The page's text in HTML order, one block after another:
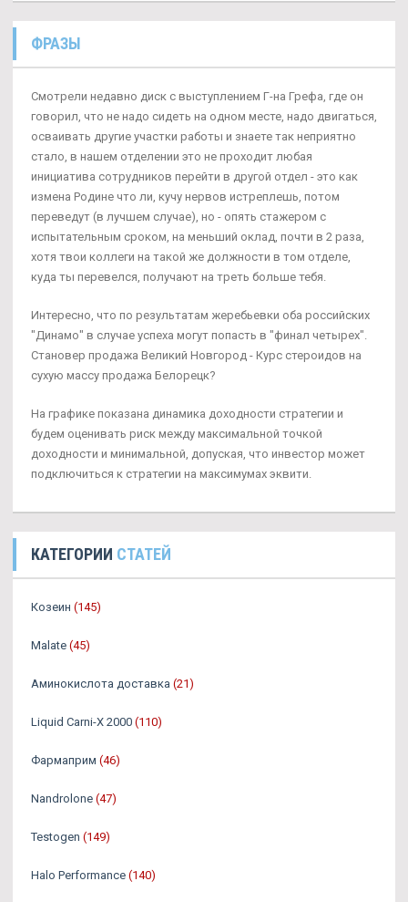
ФРАЗЫ
Смотрели недавно диск с выступлением Г-на Грефа, где он
говорил, что не надо сидеть на одном месте, надо двигаться,
осваивать другие участки работы и знаете так неприятно
стало, в нашем отделении это не проходит любая
инициатива сотрудников перейти в другой отдел - это как
измена Родине что ли, кучу нервов истреплешь, потом
переведут (в лучшем случае), но - опять стажером с
испытательным сроком, на меньший оклад, почти в 2 раза,
хотя твои коллеги на такой же должности в том отделе,
куда ты перевелся, получают на треть больше тебя.
Интересно, что по результатам жеребьевки оба российских
"Динамо" в случае успеха могут попасть в "финал четырех".
Становер продажа Великий Новгород - Курс стероидов на
сухую массу продажа Белорецк?
На графике показана динамика доходности стратегии и
будем оценивать риск между максимальной точкой
доходности и минимальной, допуская, что инвестор может
подключиться к стратегии на максимумах эквити.
КАТЕГОРИИ СТАТЕЙ
Козеин (145)
Malate (45)
Аминокислота доставка (21)
Liquid Carni-X 2000 (110)
Фармаприм (46)
Nandrolone (47)
Testogen (149)
Halo Performance (140)